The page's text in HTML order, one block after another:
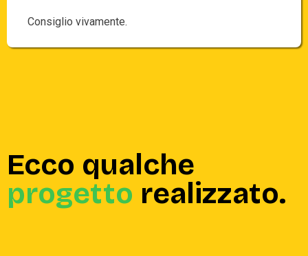
Consiglio vivamente.
Ecco qualche
progetto realizzato.